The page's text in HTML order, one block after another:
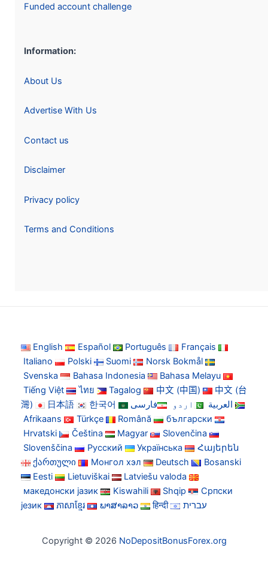
Funded account challenge
Information:
About Us
Advertise With Us
Contact us
Disclaimer
Privacy policy
Terms and Conditions
English Español Português
Français
Italiano
Polski Suomi
Norsk Bokmål
Svenska
Bahasa Indonesia
Bahasa Melayu
Tiếng Việt
ไทย Tagalog 中文 (中国)
中文 (台
灣)
日本語 한국어 العربية اردو
فارسی
Afrikaans
Türkçe Română
български
Hrvatski
Čeština Magyar
Slovenčina
Slovenščina
Русский Українська
Հայերեն
ქართული
Монгол хэл Deutsch
Bosanski
Eesti
Lietuviškai
Latviešu valoda
македонски јазик
Kiswahili Shqip
Српски
језик
ភាសាខ្មែរ ພາສາລາວ हिन्दी עברית
Copyright © 2026 NoDepositBonusForex.org